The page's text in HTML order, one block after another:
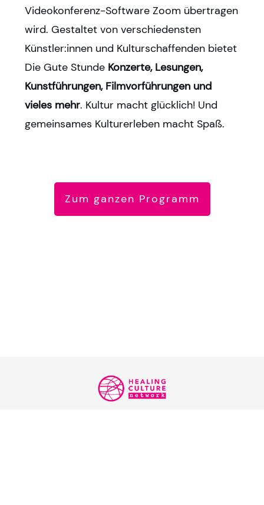
Videokonferenz-Software Zoom übertragen
wird. Gestaltet von verschiedensten
Künstler:innen und Kulturschaffenden bietet
Die Gute Stunde Konzerte, Lesungen,
Kunstführungen, Filmvorführungen und
vieles mehr. Kultur macht glücklich! Und
gemeinsames Kulturerleben macht Spaß.
Zum ganzen Programm